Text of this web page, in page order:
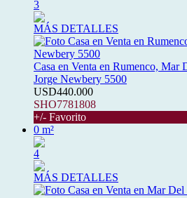
3
MÁS DETALLES
Casa en Venta en Rumenco, Mar
Jorge Newbery 5500
USD440.000
SHO7781808
+/- Favorito
0 m²
4
MÁS DETALLES